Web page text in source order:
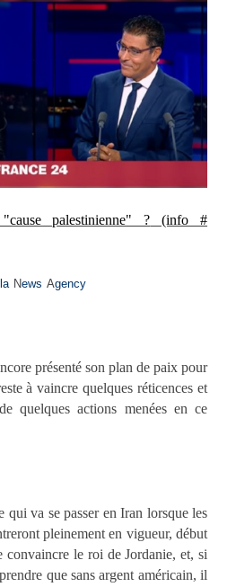
palestinienne" ? (info #
News Agency
présenté son plan de paix pour
à vaincre quelques réticences et
quelques actions menées en ce
qui va se passer en Iran lorsque les
pleinement en vigueur, début
le roi de Jordanie, et, si
que sans argent américain, il